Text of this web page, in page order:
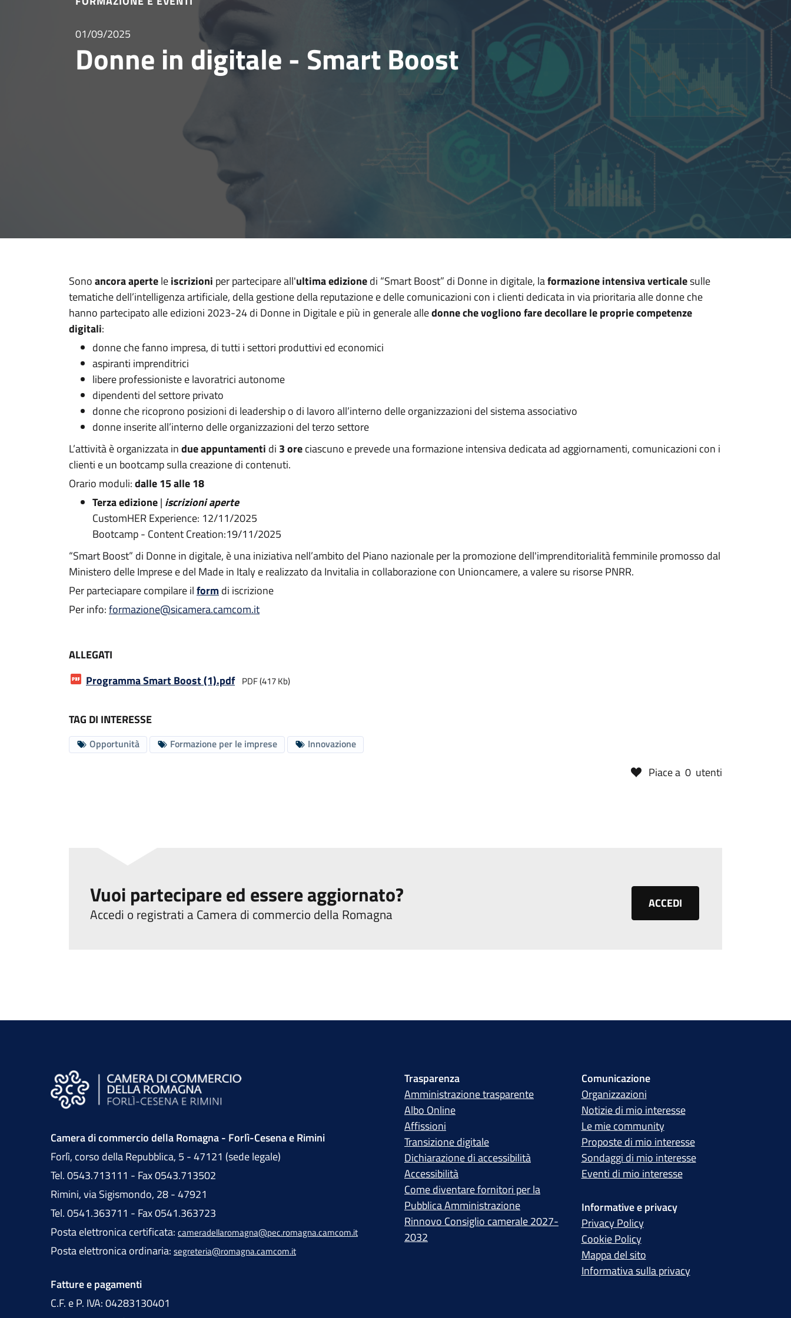
01/09/2025
Donne in digitale - Smart Boost
Sonoancora aperteleiscrizioni per partecipare all'ultima edizionedi “Smart Boost” di Donne in digitale, laformazione intensiva verticalesulle
tematiche dell’intelligenza artificiale, della gestione della reputazione e delle comunicazioni con i clienti dedicata in via prioritaria alle donne che
hanno partecipato alle edizioni 2023-24 di Donne in Digitale e più in generale alledonne che vogliono fare decollare le proprie competenze
digitali:
donne che fanno impresa, di tutti i settori produttivi ed economici
aspiranti imprenditrici
libere professioniste e lavoratrici autonome
dipendenti del settore privato
donne che ricoprono posizioni di leadership o di lavoro all’interno delle organizzazioni del sistema associativo
donne inserite all’interno delle organizzazioni del terzo settore
L’attività è organizzata indue appuntamenti di 3 oreciascuno e prevede una formazione intensiva dedicata ad aggiornamenti, comunicazioni con i
clienti e un bootcamp sulla creazione di contenuti.
Orario moduli:dalle 15 alle 18
Terza edizione| iscrizioni aperte
CustomHER Experience: 12/11/2025
Bootcamp - Content Creation:19/11/2025
“Smart Boost” di Donne in digitale, è una iniziativa nell’ambito del Piano nazionale per la promozione dell'imprenditorialità femminile promosso dal
Ministero delle Imprese e del Made in Italy e realizzato da Invitalia in collaborazione con Unioncamere, a valere su risorse PNRR.
Per parteciapare compilare ilform di iscrizione
Per info:formazione@sicamera.camcom.it
ALLEGATI
Programma Smart Boost (1).pdf PDF (417 Kb)
TAG DI INTERESSE
Opportunità Formazione per le imprese Innovazione
Piace a 0 utenti
Vuoi partecipare ed essere aggiornato?
Accedi o registrati a Camera di commercio della Romagna
ACCEDI
Camera di commercio della Romagna - Forlì-Cesena e Rimini
Forlì, corso della Repubblica, 5 - 47121 (sede legale)
Tel. 0543.713111 - Fax 0543.713502
Rimini, via Sigismondo, 28 - 47921
Tel. 0541.363711 - Fax 0541.363723
Posta elettronica certificata: cameradellaromagna@pec.romagna.camcom.it
Posta elettronica ordinaria: segreteria@romagna.camcom.it
Fatture e pagamenti
C.F. e P. IVA: 04283130401
Trasparenza
Amministrazione trasparente
Albo Online
Affissioni
Transizione digitale
Dichiarazione di accessibilità
Accessibilità
Come diventare fornitori per la
Pubblica Amministrazione
Rinnovo Consiglio camerale 2027-
2032
Comunicazione
Organizzazioni
Notizie di mio interesse
Le mie community
Proposte di mio interesse
Sondaggi di mio interesse
Eventi di mio interesse
Informative e privacy
Privacy Policy
Cookie Policy
Mappa del sito
Informativa sulla privacy